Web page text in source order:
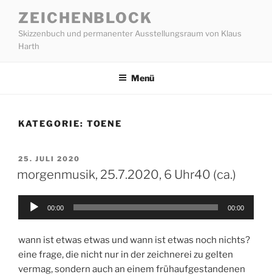
Inhalt
springen
ZEICHENBLOCK
Skizzenbuch und permanenter Ausstellungsraum von Klaus
Harth
Menü
KATEGORIE: TOENE
VERÖFFENTLICHT
25. JULI 2020
morgenmusik, 25.7.2020, 6 Uhr40 (ca.)
Audio-
00:00 00:00
wann ist etwas etwas und wann ist etwas noch nichts?
eine frage, die nicht nur in der zeichnerei zu gelten
vermag, sondern auch an einem frühaufgestandenen